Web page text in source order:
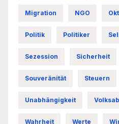
Migration NGO
Politik Politiker
Sezession Sicherheit
Souveränität Steuern
Unabhängigkeit
Wahrheit Werte